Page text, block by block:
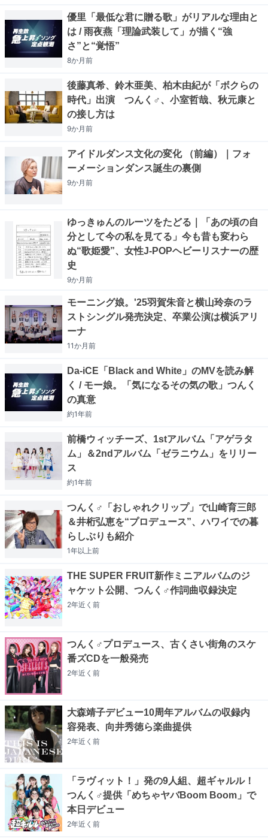
優里「最低な君に贈る歌」がリアルな理由と
は / 雨夜燕「理論武装して」が描く“強
さ”と“覚悟”
8か月前
後藤真希、鈴木亜美、柏木由紀が「ボクらの
時代」出演 つんく♂、小室哲哉、秋元康と
の接し方は
9か月前
アイドルダンス文化の変化 （前編）｜フォ
ーメーションダンス誕生の裏側
9か月前
ゆっきゅんのルーツをたどる｜「あの頃の自
分として今の私を見てる」今も昔も変わら
ぬ“歌姫愛”、女性J-POPヘビーリスナーの歴
史
9か月前
モーニング娘。'25羽賀朱音と横山玲奈のラ
ストシングル発売決定、卒業公演は横浜アリ
ーナ
11か月前
Da-iCE「Black and White」のMVを読み解
く / モー娘。「気になるその気の歌」つんく
の真意
約1年前
前橋ウィッチーズ、1stアルバム「アゲラタ
ム」＆2ndアルバム「ゼラニウム」をリリー
ス
約1年前
つんく♂「おしゃれクリップ」で山崎育三郎
＆井桁弘恵を“プロデュース”、ハワイでの暮
らしぶりも紹介
1年以上前
THE SUPER FRUIT新作ミニアルバムのジ
ャケット公開、つんく♂作詞曲収録決定
2年近く 前
つんく♂プロデュース、古くさい街角のスケ
番ズCDを一般発売
2年近く 前
大森靖子デビュー10周年アルバムの収録内
容発表、向井秀徳ら楽曲提供
2年近く 前
「ラヴィット！」発の9人組、超ギャルル！
つんく♂提供「めちゃヤバBoom Boom」で
本日デビュー
2年近く 前